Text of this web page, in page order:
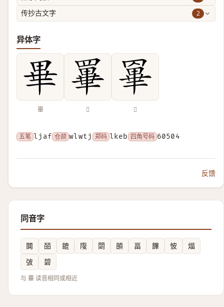
传抄古文字 2
异体字
畢 𦌂 𦌎
五笔 ljaf 仓颉 wlwtj 郑码 lkeb 四角号码 60504
反馈
同音字
䦘 皕 鎞 䧗 閟 䫁 畐 饆 怶
煏
㢰
碧
与 罼 读音相同或相近